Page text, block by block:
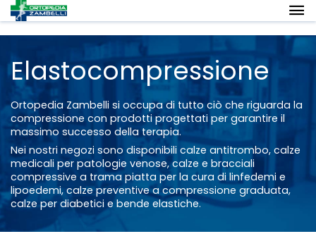
Elastocompressione
Ortopedia Zambelli si occupa di tutto ciò che riguarda la
compressione con prodotti progettati per garantire il
massimo successo della terapia.
Nei nostri negozi sono disponibili calze antitrombo, calze
medicali per patologie venose, calze e bracciali
compressive a trama piatta per la cura di linfedemi e
lipoedemi, calze preventive a compressione graduata,
calze per diabetici e bende elastiche.